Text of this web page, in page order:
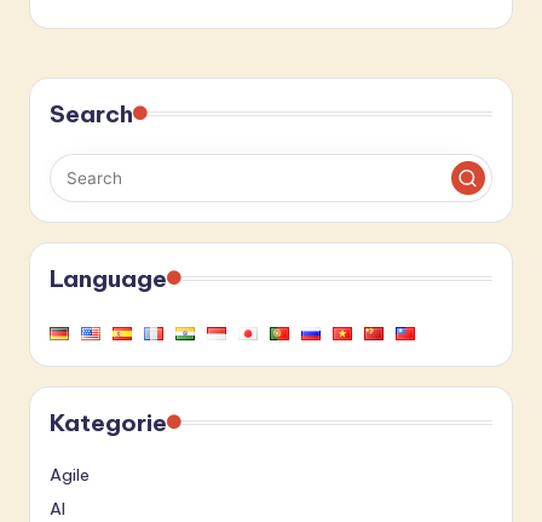
Search
Language
Kategorie
Agile
AI